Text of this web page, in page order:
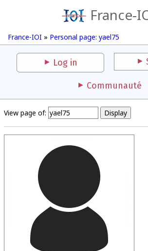
France-
France-IOI » Personal page: yael75
Log in
Communauté
View page of: